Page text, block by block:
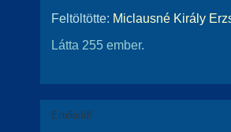
Feltöltötte: Miclausné Király
Látta 255 ember.
Értékeld!